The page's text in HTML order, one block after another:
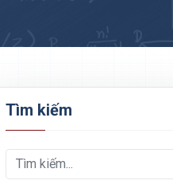
Tìm kiếm